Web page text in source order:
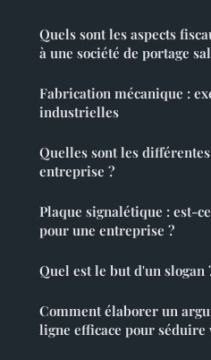
Quels sont les aspects
à une société de portage
Fabrication mécanique :
industrielles
Quelles sont les
entreprise ?
Plaque signalétique : est-
pour une entreprise ?
Quel est le but d'un slogan
Comment élaborer un
ligne efficace pour séduire